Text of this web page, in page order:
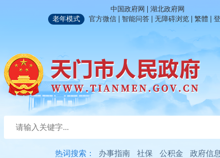
中国政府网 | 湖北政府网
老年模式
官方微信 | 智能问答 | 无障碍浏览 | 繁體 |
热词搜索： 办事指南 社保 公积金 政府信